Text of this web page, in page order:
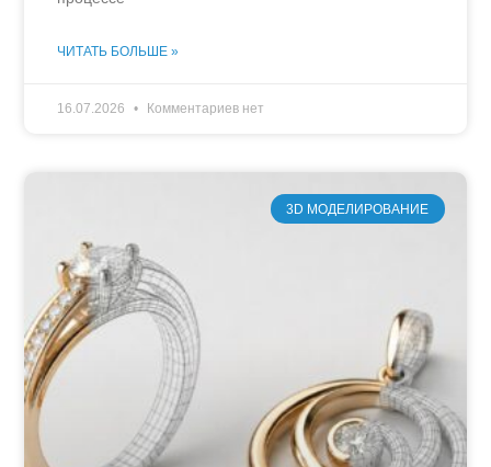
ЧИТАТЬ БОЛЬШЕ »
16.07.2026 Комментариев нет
3D МОДЕЛИРОВАНИЕ